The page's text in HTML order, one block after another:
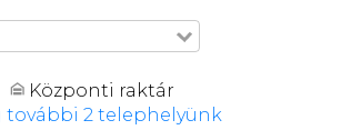
Központi raktár
további 2 telephelyünk